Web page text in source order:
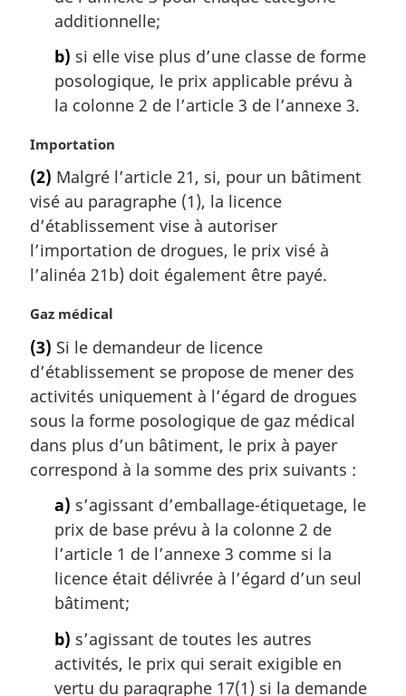
additionnelle;
b) si elle vise plus d’une classe de forme
posologique, le prix applicable prévu à
la colonne 2 de l’article 3 de l’annexe 3.
N
t
e
m
a
g
n
a
e
:
Importation
(2) Malgré l’article 21, si, pour un bâtiment
visé au paragraphe (1), la licence
d’établissement vise à autoriser
l’importation de drogues, le prix visé à
l’alinéa 21b) doit également être payé.
N
t
e
m
r
g
i
Gaz médical
(3) Si le demandeur de licence
d’établissement se propose de mener des
activités uniquement à l’égard de drogues
sous la forme posologique de gaz médical
dans plus d’un bâtiment, le prix à payer
correspond à la somme des prix suivants :
a) s’agissant d’emballage-étiquetage, le
prix de base prévu à la colonne 2 de
l’article 1 de l’annexe 3 comme si la
licence était délivrée à l’égard d’un seul
bâtiment;
b) s’agissant de toutes les autres
activités, le prix qui serait exigible en
vertu du paragraphe 17(1) si la demande